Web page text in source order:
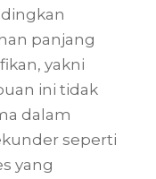
panjang
yakni
ini tidak
dalam
seperti
yang